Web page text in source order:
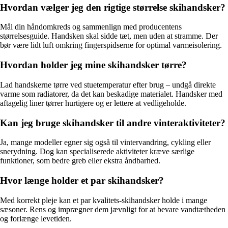
Hvordan vælger jeg den rigtige størrelse skihandsker?
Mål din håndomkreds og sammenlign med producentens
størrelsesguide. Handsken skal sidde tæt, men uden at stramme. Der
bør være lidt luft omkring fingerspidserne for optimal varmeisolering.
Hvordan holder jeg mine skihandsker tørre?
Lad handskerne tørre ved stuetemperatur efter brug – undgå direkte
varme som radiatorer, da det kan beskadige materialet. Handsker med
aftagelig liner tørrer hurtigere og er lettere at vedligeholde.
Kan jeg bruge skihandsker til andre vinteraktiviteter?
Ja, mange modeller egner sig også til vintervandring, cykling eller
snerydning. Dog kan specialiserede aktiviteter kræve særlige
funktioner, som bedre greb eller ekstra åndbarhed.
Hvor længe holder et par skihandsker?
Med korrekt pleje kan et par kvalitets-skihandsker holde i mange
sæsoner. Rens og imprægner dem jævnligt for at bevare vandtætheden
og forlænge levetiden.